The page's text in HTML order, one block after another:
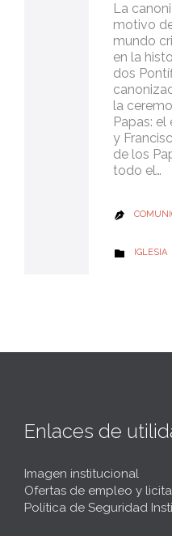
La
motivo
mundo
en la
dos
la
Papas:
y
de los
todo el…

 IGLESIA
Enlaces de
Imagen institucional
Ofertas de empleo y
Política de Seguridad